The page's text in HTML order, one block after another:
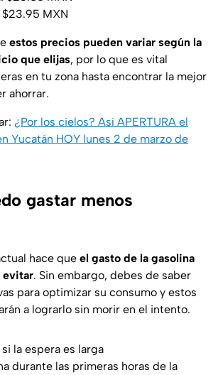
MXN
estos precios pueden variar según la
que elijas, por lo que es vital
en tu zona hasta encontrar la mejor
ahorrar.
¿Por los cielos? Así APERTURA el
Yucatán HOY lunes 2 de marzo de
gastar menos
hace que el gasto de la gasolina
evitar. Sin embargo, debes de saber
para optimizar su consumo y estos
a lograrlo sin morir en el intento.
la espera es larga
durante las primeras horas de la